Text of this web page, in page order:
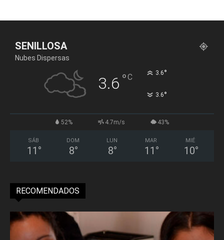
SENILLOSA
Nubes Dispersas
3.6 °C 3.6°
3.6°
52% 4.7m/s 43%
SÁB
11 °
DOM
8°
LUN
8°
MAR
11 °
MIÉ
10°
RECOMENDADOS